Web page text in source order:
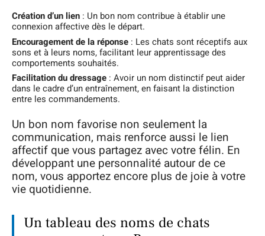
Création d’un lien : Un bon nom contribue à établir une
connexion affective dès le départ.
Encouragement de la réponse : Les chats sont réceptifs aux
sons et à leurs noms, facilitant leur apprentissage des
comportements souhaités.
Facilitation du dressage : Avoir un nom distinctif peut aider
dans le cadre d’un entraînement, en faisant la distinction
entre les commandements.
Un bon nom favorise non seulement la
communication, mais renforce aussi le lien
affectif que vous partagez avec votre félin. En
développant une personnalité autour de ce
nom, vous apportez encore plus de joie à votre
vie quotidienne.
Un tableau des noms de chats